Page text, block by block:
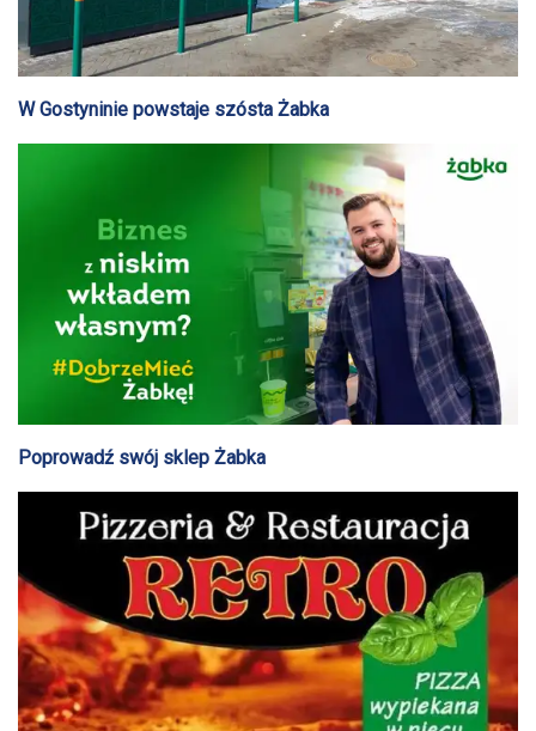
W Gostyninie powstaje szósta Żabka
Poprowadź swój sklep Żabka